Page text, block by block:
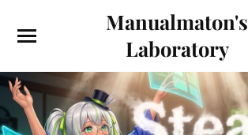
Manualmaton's
Laboratory